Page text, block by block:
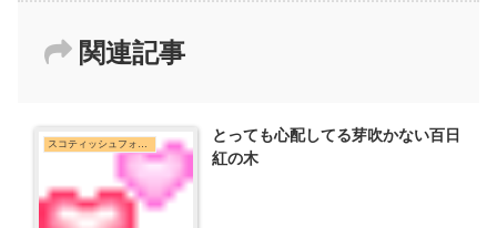
関連記事
とっても心配してる芽吹かない百日
紅の木